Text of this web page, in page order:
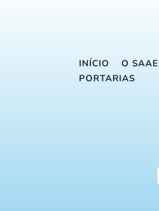
INÍCIO O SAAE
PORTARIAS